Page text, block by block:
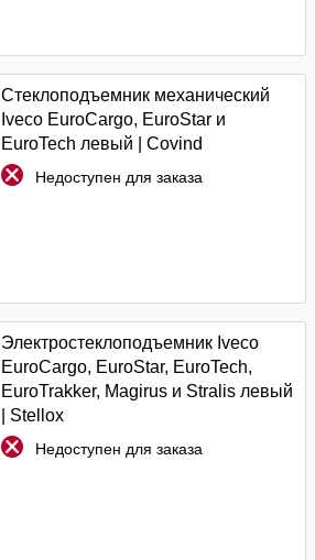
Стеклоподъемник механический
Iveco EuroCargo, EuroStar и
EuroTech левый | Covind
Недоступен для заказа
Электростеклоподъемник Iveco
EuroCargo, EuroStar, EuroTech,
EuroTrakker, Magirus и Stralis левый
| Stellox
Недоступен для заказа